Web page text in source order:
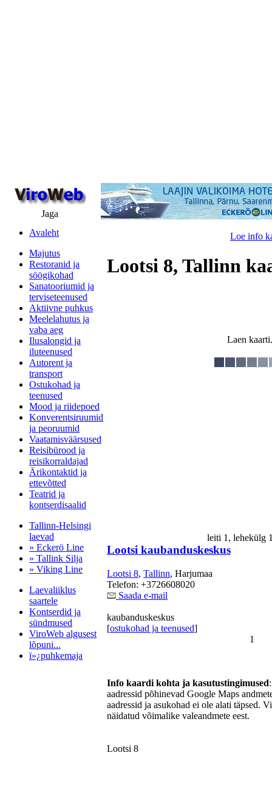
Jaga
Avaleht
Majutus
Restoranid ja
söögikohad
Sanatooriumid ja
terviseteenused
Aktiivne puhkus
Meelelahutus ja
vaba aeg
Ilusalongid ja
iluteenused
Autorent ja
transport
Ostukohad ja
teenused
Mood ja riidepoed
Konverentsiruumid
ja peoruumid
Vaatamisväärsused
Reisibürood ja
reisikorraldajad
Ärikontaktid ja
ettevõtted
Teatrid ja
kontserdisaalid
Tallinn-Helsingi
laevad
» Eckerö Line
» Tallink Silja
» Viking Line
Laevaliiklus
saartele
Kontserdid ja
sündmused
ViroWeb algusest
lõpuni...
ï»¿puhkemaja
Loe info
Lootsi 8, Tallinn
Laen
leiti 1,
Lootsi kaubanduskeskus
Lootsi 8, Tallinn, Harjumaa
Telefon: +3726608020
Saada e-mail
kaubanduskeskus
[ostukohad ja teenused]
1
Info kaardi kohta ja kasutustingimused
aadressid põhinevad Google Maps
aadressid ja asukohad ei ole alati täpsed.
näidatud võimalike valeandmete eest.
Lootsi 8